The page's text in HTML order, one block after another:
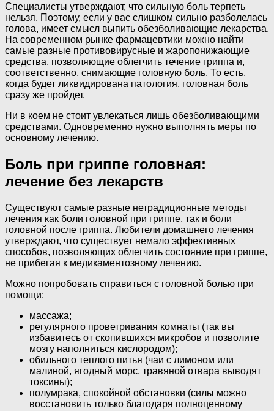
Специалисты утверждают, что сильную боль терпеть
нельзя. Поэтому, если у вас слишком сильно разболелась
голова, имеет смысл выпить обезболивающие лекарства.
На современном рынке фармацевтики можно найти
самые разные противовирусные и жаропонижающие
средства, позволяющие облегчить течение гриппа и,
соответственно, снимающие головную боль. То есть,
когда будет ликвидирована патология, головная боль
сразу же пройдет.
Ни в коем не стоит увлекаться лишь обезболивающими
средствами. Одновременно нужно выполнять меры по
основному лечению.
Боль при гриппе головная:
лечение без лекарств
Существуют самые разные нетрадиционные методы
лечения как боли головной при гриппе, так и боли
головной после гриппа. Любители домашнего лечения
утверждают, что существует немало эффективных
способов, позволяющих облегчить состояние при гриппе,
не прибегая к медикаментозному лечению.
Можно попробовать справиться с головной болью при
помощи:
массажа;
регулярного проветривания комнаты (так вы
избавитесь от скопившихся микробов и позволите
мозгу наполниться кислородом);
обильного теплого питья (чаи с лимоном или
малиной, ягодный морс, травяной отвара выводят
токсины);
полумрака, спокойной обстановки (силы можно
восстановить только благодаря полноценному